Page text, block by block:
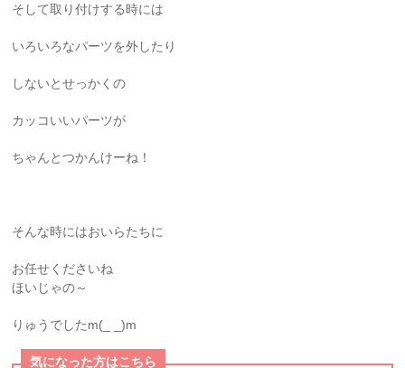
そして取り付けする時には
いろいろなパーツを外したり
しないとせっかくの
カッコいいパーツが
ちゃんとつかんけーね！
そんな時にはおいらたちに
お任せくださいね
ほいじゃの～
りゅうでしたm(_ _)m
気になった方はこちら